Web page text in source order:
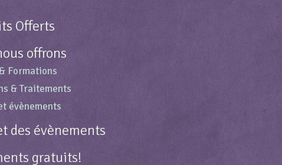
Offerts
offrons
Formations
& Traitements
évènements
des évènements
gratuits!